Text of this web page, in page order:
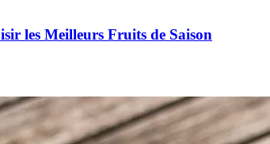
les Meilleurs Fruits de Saison